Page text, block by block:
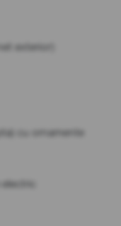
exterior)
cu ornamente